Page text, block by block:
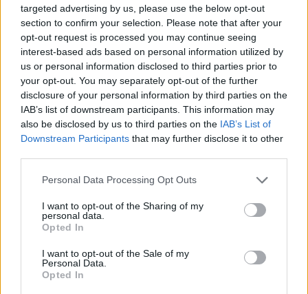
targeted advertising by us, please use the below opt-out
section to confirm your selection. Please note that after your
opt-out request is processed you may continue seeing
interest-based ads based on personal information utilized by
us or personal information disclosed to third parties prior to
your opt-out. You may separately opt-out of the further
disclosure of your personal information by third parties on the
IAB’s list of downstream participants. This information may
also be disclosed by us to third parties on the IAB’s List of
Downstream Participants that may further disclose it to other
Personal Data Processing Opt Outs
I want to opt-out of the Sharing of my
personal data.
Opted In
I want to opt-out of the Sale of my
Personal Data.
Opted In
Aukció helye: II. Zsigmond tér 8.
Tételszám: 13
Eladó adatai
Eladó:Műgyűjtők Háza Kft.
Cím: Dudás Attila
Műgyűjtők Háza kft.
Budapest
1023.Bp. Zsigmond tér 11.
Bemutatkozás: 2013 nyarán nyitottuk meg Galériánkat
Budapesten, a II. kerületben. Célunk, hogy az eladók optimális
áron, gyorsan találjanak vevőt műtárgyaikra, az eladók pedig